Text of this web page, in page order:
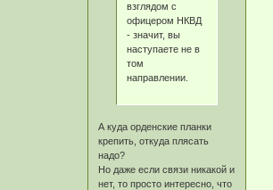
взглядом с
офицером НКВД
- значит, вы
наступаете не в
том
направлении.
А куда орденские планки
крепить, откуда плясать
надо?
Но даже если связи никакой и
нет, то просто интересно, что